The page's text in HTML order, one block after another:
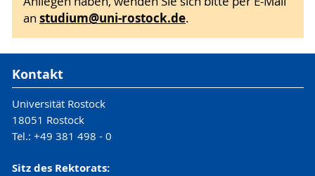
an studium@uni-rostock.de.
Kontakt
Universität Rostock
18051 Rostock
Tel.: +49 381 498 - 0
Sitz des Rektorats: